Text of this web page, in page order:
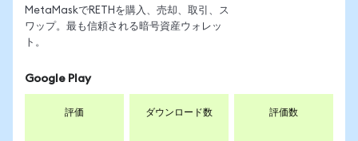
MetaMaskでRETHを購入、売却、取引、ス
ワップ。最も信頼される暗号資産ウォレッ
ト。
Google Play
評価 ダウンロード数 評価数